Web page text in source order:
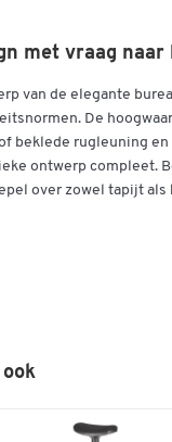
met vraag
van de elegante
De
beklede rugleuning
ontwerp compleet.
over zowel tapijt als